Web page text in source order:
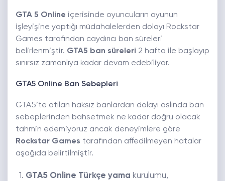
GTA 5 Online içerisinde oyuncuların oyunun
işleyişine yaptığı müdahalelerden dolayı Rockstar
Games tarafından caydırıcı ban süreleri
belirlenmiştir. GTA5 ban süreleri 2 hafta ile başlayıp
sınırsız zamanlıya kadar devam edebiliyor.
GTA5 Online Ban Sebepleri
GTA5’te atılan haksız banlardan dolayı aslında ban
sebeplerinden bahsetmek ne kadar doğru olacak
tahmin edemiyoruz ancak deneyimlere göre
Rockstar Games tarafından affedilmeyen hatalar
aşağıda belirtilmiştir.
GTA5 Online Türkçe yama kurulumu,